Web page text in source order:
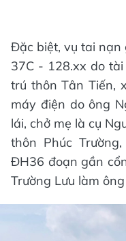
Đặc biệt, vụ tai nạn
37C - 128.xx do tài
trú thôn Tân Tiến,
máy điện do ông
lái, chở mẹ là cụ
thôn Phúc
ĐH36 đoạn gần
Trường Lưu làm